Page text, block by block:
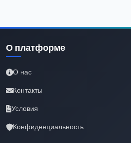
О платформе
О нас
Контакты
Условия
Конфиденциальность